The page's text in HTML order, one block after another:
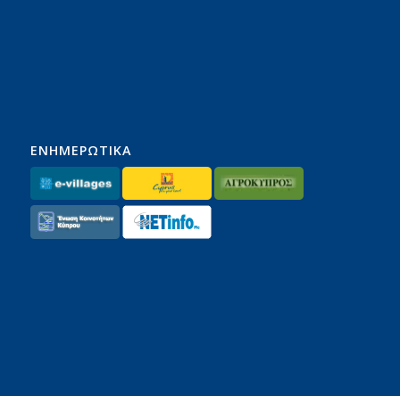
ΕΝΗΜΕΡΩΤΙΚΑ